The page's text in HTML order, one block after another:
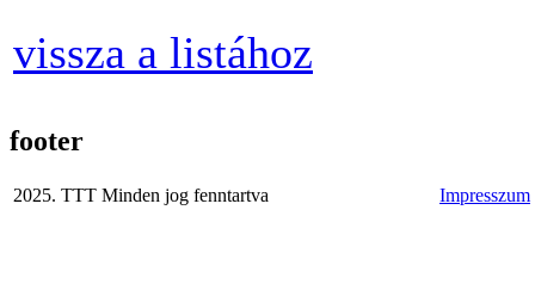
vissza a listához
footer
2025. TTT Minden jog fenntartva Impresszum